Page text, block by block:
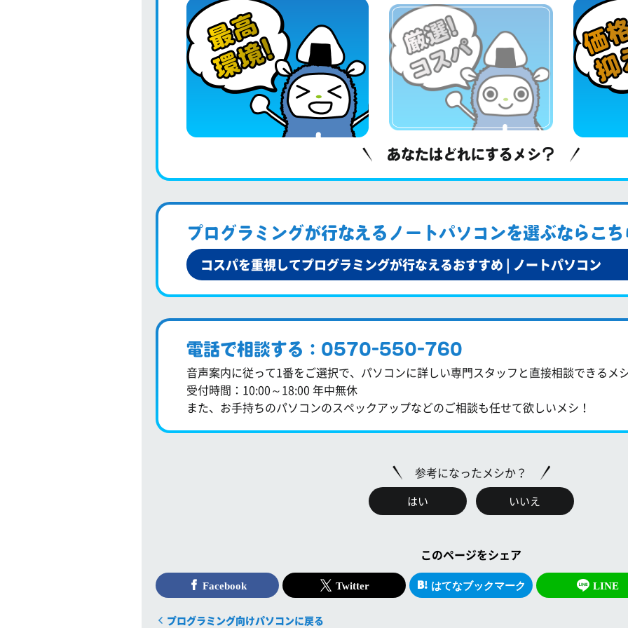
あなたはどれにするメシ？
プログラミングが行なえるノートパソコンを選ぶならこち
コスパを重視してプログラミングが行なえるおすすめ | ノートパソコン
電話で相談する：0570-550-760
音声案内に従って1番をご選択で、パソコンに詳しい専門スタッフと直接相談できるメ
受付時間：10:00～18:00 年中無休
また、お手持ちのパソコンのスペックアップなどのご相談も任せて欲しいメシ！
参考になったメシか？
はい いいえ
このページをシェア
Facebook Twitter はてなブックマーク LINE
プログラミング向けパソコンに戻る